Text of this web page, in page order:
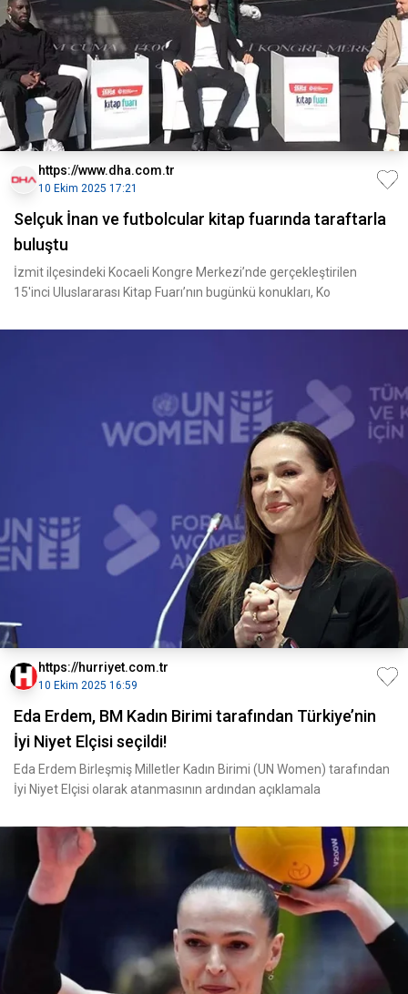
https://www.dha.com.tr
10 Ekim 2025 17:21
Selçuk İnan ve futbolcular kitap fuarında taraftarla
buluştu
İzmit ilçesindeki Kocaeli Kongre Merkezi’nde gerçekleştirilen
15'inci Uluslararası Kitap Fuarı’nın bugünkü konukları, Ko
https://hurriyet.com.tr
10 Ekim 2025 16:59
Eda Erdem, BM Kadın Birimi tarafından Türkiye’nin
İyi Niyet Elçisi seçildi!
Eda Erdem Birleşmiş Milletler Kadın Birimi (UN Women) tarafından
İyi Niyet Elçisi olarak atanmasının ardından açıklamala